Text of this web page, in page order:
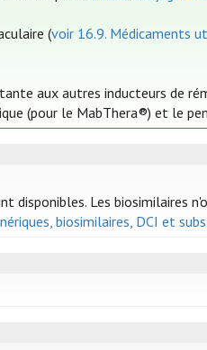
(voir 16.9. Médicaments
aux autres inducteurs de
(pour le MabThera®) et le
disponibles. Les biosimilaires
biosimilaires, DCI et